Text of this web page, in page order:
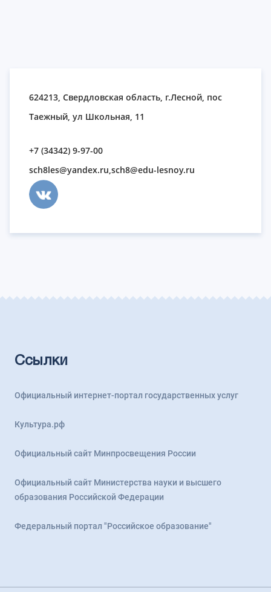
624213, Свердловская область, г.Лесной, пос
Таежный, ул Школьная, 11
+7 (34342) 9-97-00
sch8les@yandex.ru,sch8@edu-lesnoy.ru
Ссылки
Официальный интернет-портал государственных услуг
Культура.рф
Официальный сайт Минпросвещения России
Официальный сайт Министерства науки и высшего
образования Российской Федерации
Федеральный портал "Российское образование"